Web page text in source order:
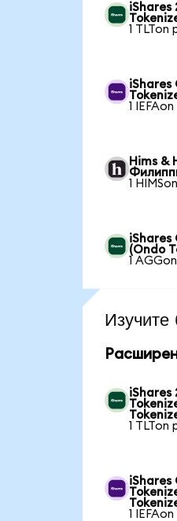
iShares
1 TLTon
iShares
1
Hims &
1
iShares
(Ondo
1
iShares
1 TLTon
iShares
1